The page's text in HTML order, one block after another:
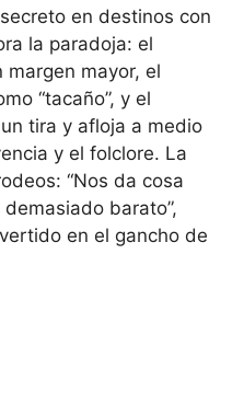
en destinos con
la paradoja: el
mayor, el
“tacaño”, y el
tira y afloja a medio
y el folclore. La
“Nos da cosa
barato”,
en el gancho de